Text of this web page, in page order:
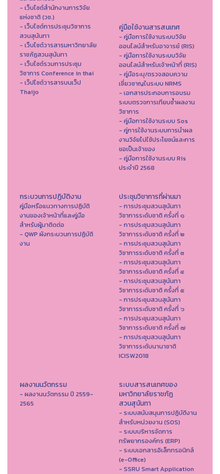
- เว็บไซต์สำนักงานการวิจัย
แห่งชาติ (วช.)
- เว็บไซต์การประชุมวิชาการ
สวนสุนันทา
- เว็บไซต์วารสารมหาวิทยาลัย
ราชภัฏสวนสุนันทา
- เว็บไซต์รวมการประชุม
วิชาการ Conference in thai
- เว็ปไซต์วารสารบนเว็ป
Thaijo
คู่มือใช้งานสารสนเทศ
- คู่มือการใช้งานระบบวิจัย
ออนไลน์สำหรับอาจารย์ (RIS)
- คู่มือการใช้งานระบบวิจัย
ออนไลน์สำหรับเจ้าหน้าที่ (RIS)
- คู่มือระบุ/ตรวจสอบความ
เชี่ยวชาญในระบบ NRMS
- เอกสารประกอบการอบรม
ระบบตรวจการเทียบซ้ำผลงาน
วิชาการ
- คู่มือการใช้งานระบบ Sos
- คู่การใช้งานระบบการนำผล
งานวิจัยไปใช้ประโยชน์และการ
ขอเป็นเจ้าของ
- คู่มือการใช้งานระบบ Ris
ประจำปี 2568
กระบวนการปฏิบัติงาน
คู่มือหรือแนวทางการปฏิบัติ
งานของเจ้าหน้าที่และคู่มือ
สำหรับผู้มาติดต่อ
- QWP ผังกระบวนการปฏิบัติ
งาน
ประชุมวิชาการที่ผ่านมา
- การประชุมสวนสุนันทา
วิชาการระดับชาติ ครั้งที่ ๑
- การประชุมสวนสุนันทา
วิชาการระดับชาติ ครั้งที่ ๒
- การประชุมสวนสุนันทา
วิชาการระดับชาติ ครั้งที่ ๓
- การประชุมสวนสุนันทา
วิชาการระดับชาติ ครั้งที่ ๔
- การประชุมสวนสุนันทา
วิชาการระดับชาติ ครั้งที่ ๕
- การประชุมสวนสุนันทา
วิชาการระดับชาติ ครั้งที่ ๖
- การประชุมสวนสุนันทา
วิชาการระดับชาติ ครั้งที่ ๗
- การประชุมสวนสุนันทา
วิชาการระดับนานาชาติ
ICISW2018
ผลงานนวัตกรรม
- ผลงานนวัตกรรม ปี 2559-
2565
ระบบสารสนเทศของ
มหาวิทยาลัยราชภัฏ
สวนสุนันทา
- ระบบสนับสนุนการปฏิบัติงาน
สำหรับหน่วยงาน (SOS)
- ระบบบริหารจัดการ
ทรัพยากรองค์กร (ERP)
- ระบบเอกสารอิเล็กทรอนิกส์
(e-Office)
- SSRU Smart Application